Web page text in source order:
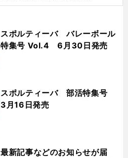
スポルティーバ バレーボール
特集号 Vol.4 6月30日発売
スポルティーバ 部活特集号
3月16日発売
最新記事などのお知らせが届